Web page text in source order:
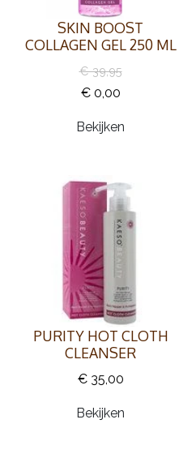
SKIN BOOST
COLLAGEN GEL 250 ML
€ 39,95
€ 0,00
Bekijken
PURITY HOT CLOTH
CLEANSER
€ 35,00
Bekijken